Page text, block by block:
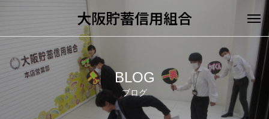
大阪貯蓄信用組合
BLOG
ブログ